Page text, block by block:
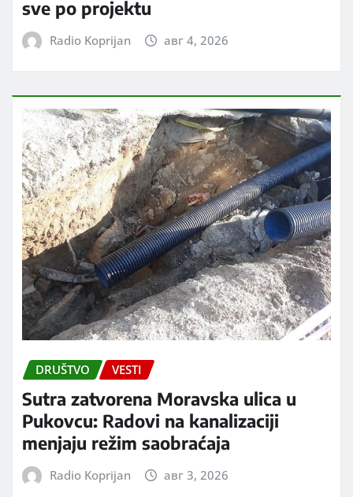
sve po projektu
Radio Koprijan авг 4, 2026
DRUŠTVO VESTI
Sutra zatvorena Moravska ulica u
Pukovcu: Radovi na kanalizaciji
menjaju režim saobraćaja
Radio Koprijan авг 3, 2026